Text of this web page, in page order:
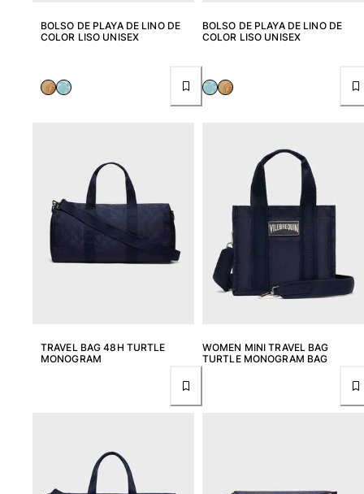
Ver todo Juegos de playa
Ver todo Joyería y Relojes
Colaboraciones
REGALOS
Inspiración
Magazine
La Maison Vilebrequin
Entrega
Preguntas más frecuentes
BOLSO DE PLAYA DE LINO DE
COLOR LISO UNISEX
BOLSO DE PLAYA DE LINO DE
COLOR LISO UNISEX
TRAVEL BAG 48H TURTLE
MONOGRAM
WOMEN MINI TRAVEL BAG
TURTLE MONOGRAM BAG